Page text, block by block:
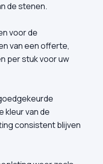
de stenen.
voor de
van een offerte,
per stuk voor uw
kleur van de
consistent blijven